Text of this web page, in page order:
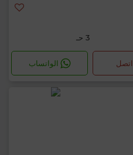
3 حـ
اتصل الواتساب